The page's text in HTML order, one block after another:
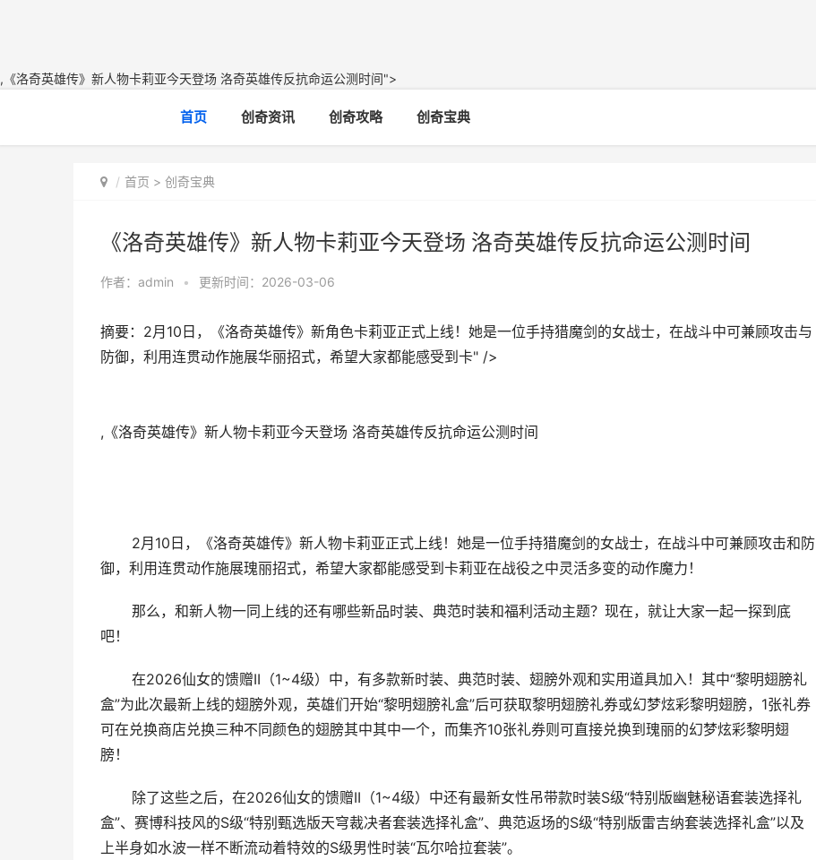
,《洛奇英雄传》新人物卡莉亚今天登场 洛奇英雄传反抗命运公测时间">
首页 创奇资讯 创奇攻略 创奇宝典
首页 > 创奇宝典
《洛奇英雄传》新人物卡莉亚今天登场 洛奇英雄传反抗命运公测时间
作者： admin • 更新时间：2026-03-06
摘要：2月10日，《洛奇英雄传》新角色卡莉亚正式上线！她是一位手持猎魔剑的女战士，在战斗中可兼顾攻击与
防御，利用连贯动作施展华丽招式，希望大家都能感受到卡" />
,《洛奇英雄传》新人物卡莉亚今天登场 洛奇英雄传反抗命运公测时间
2月10日，《洛奇英雄传》新人物卡莉亚正式上线！她是一位手持猎魔剑的女战士，在战斗中可兼顾攻击和防
御，利用连贯动作施展瑰丽招式，希望大家都能感受到卡莉亚在战役之中灵活多变的动作魔力！
那么，和新人物一同上线的还有哪些新品时装、典范时装和福利活动主题？现在，就让大家一起一探到底
吧！
在2026仙女的馈赠II（1~4级）中，有多款新时装、典范时装、翅膀外观和实用道具加入！其中“黎明翅膀礼
盒”为此次最新上线的翅膀外观，英雄们开始“黎明翅膀礼盒”后可获取黎明翅膀礼券或幻梦炫彩黎明翅膀，1张礼券
可在兑换商店兑换三种不同颜色的翅膀其中其中一个，而集齐10张礼券则可直接兑换到瑰丽的幻梦炫彩黎明翅
膀！
除了这些之后，在2026仙女的馈赠II（1~4级）中还有最新女性吊带款时装S级“特别版幽魅秘语套装选择礼
盒”、赛博科技风的S级“特别甄选版天穹裁决者套装选择礼盒”、典范返场的S级“特别版雷吉纳套装选择礼盒”以及
上半身如水波一样不断流动着特效的S级男性时装“瓦尔哈拉套装”。